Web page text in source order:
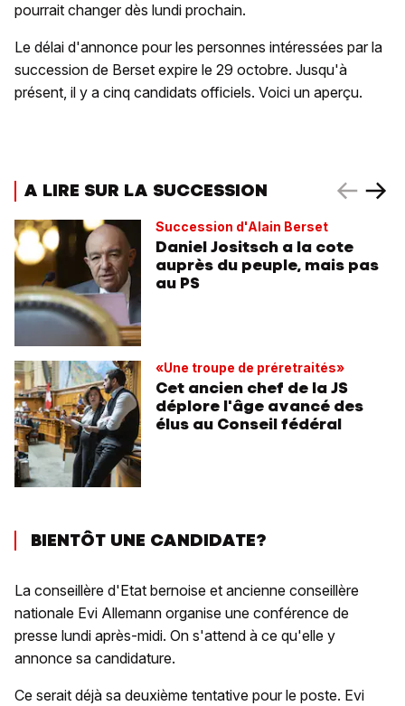
pourrait changer dès lundi prochain.
Le délai d'annonce pour les personnes intéressées par la
succession de Berset expire le 29 octobre. Jusqu'à
présent, il y a cinq candidats officiels. Voici un aperçu.
A LIRE SUR LA SUCCESSION
Succession d'Alain Berset
Daniel Jositsch a la cote
auprès du peuple, mais pas
au PS
«Une troupe de préretraités»
Cet ancien chef de la JS
déplore l'âge avancé des
élus au Conseil fédéral
BIENTÔT UNE CANDIDATE?
La conseillère d'Etat bernoise et ancienne conseillère
nationale Evi Allemann organise une conférence de
presse lundi après-midi. On s'attend à ce qu'elle y
annonce sa candidature.
Ce serait déjà sa deuxième tentative pour le poste. Evi